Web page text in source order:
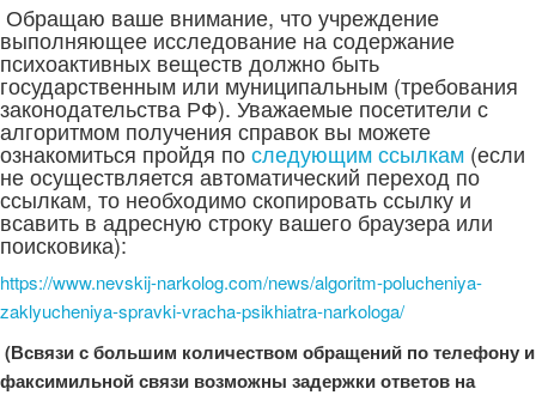
Обращаю ваше внимание, что учреждение
выполняющее исследование на содержание
психоактивных веществ должно быть
государственным или муниципальным (требования
законодательства РФ). Уважаемые посетители с
алгоритмом получения справок вы можете
ознакомиться пройдя последующим ссылкам (если
не осуществляется автоматический переход по
ссылкам, то необходимо скопировать ссылку и
всавить в адресную строку вашего браузера или
поисковика):
https://www.nevskij-narkolog.com/news/algoritm-polucheniya-
zaklyucheniya-spravki-vracha-psikhiatra-narkologa/
(Всвязи с большим количеством обращений по телефону и
факсимильной связи возможны задержки ответов на